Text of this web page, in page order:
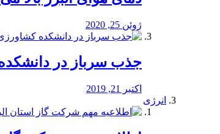
ژوئن 25, 2020
جذب سرباز در
اکتبر 21, 2019
انرژی